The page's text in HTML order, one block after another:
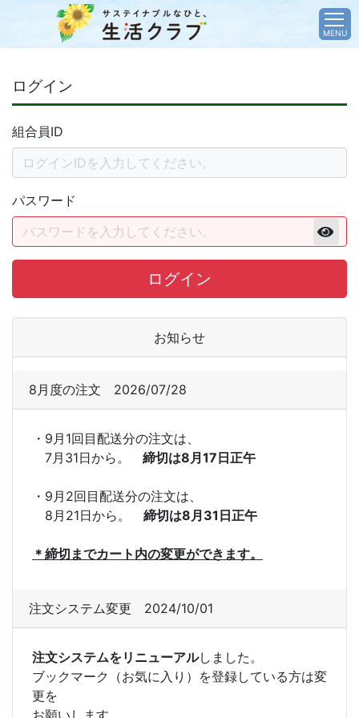
MENU
ログイン
組合員ID
パスワード
ログイン
お知らせ
8月度の注文 2026/07/28
・9月1回目配送分の注文は、
7月31日から。 締切は8月17日正午
・9月2回目配送分の注文は、
8月21日から。 締切は8月31日正午
＊締切までカート内の変更ができます。
注文システム変更 2024/10/01
注文システムをリニューアルしました。
ブックマーク（お気に入り）を登録している方は変
更を
お願いします。